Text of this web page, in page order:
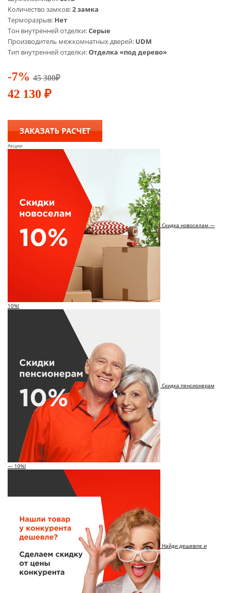
Количество замков:2 замка
Терморазрыв: Нет
Тон внутренней отделки:Серые
Производитель межкомнатных дверей: UDM
Тип внутренней отделки:Отделка «под дерево»
-7% 45 300₽
42 130 ₽
ЗАКАЗАТЬ РАСЧЕТ
Акции
Скидка новоселам —
10%!
Скидка пенсионерам
— 10%!
Найди дешевле и